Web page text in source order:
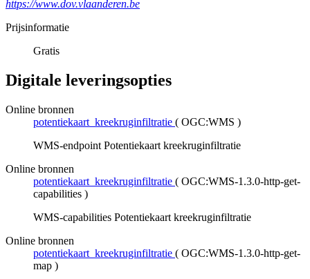
https://www.dov.vlaanderen.be
Prijsinformatie
Gratis
Digitale leveringsopties
Online bronnen
potentiekaart_kreekruginfiltratie ( OGC:WMS )
WMS-endpoint Potentiekaart kreekruginfiltratie
Online bronnen
potentiekaart_kreekruginfiltratie ( OGC:WMS-1.3.0-http-get-
capabilities )
WMS-capabilities Potentiekaart kreekruginfiltratie
Online bronnen
potentiekaart_kreekruginfiltratie ( OGC:WMS-1.3.0-http-get-
map )